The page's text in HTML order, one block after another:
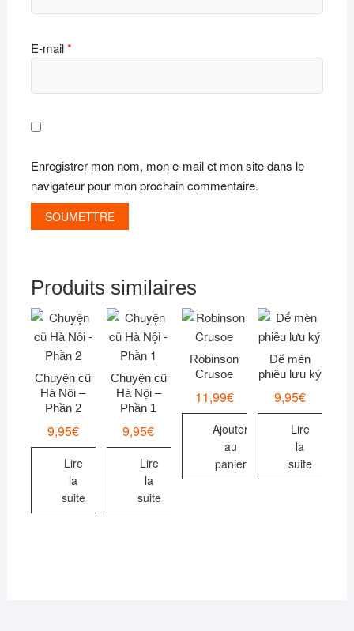
E-mail*
Enregistrer mon nom, mon e-mail et mon site dans le
navigateur pour mon prochain commentaire.
Produits similaires
Chuyện cũ
Hà Nôi –
Phần 2
9,95€
Lire
la
suite
Chuyện cũ
Hà Nội –
Phần 1
9,95€
Lire
la
suite
Robinson
Crusoe
11,99€
Ajouter
au
panier
Dế mèn
phiêu lưu ký
9,95€
Lire
la
suite